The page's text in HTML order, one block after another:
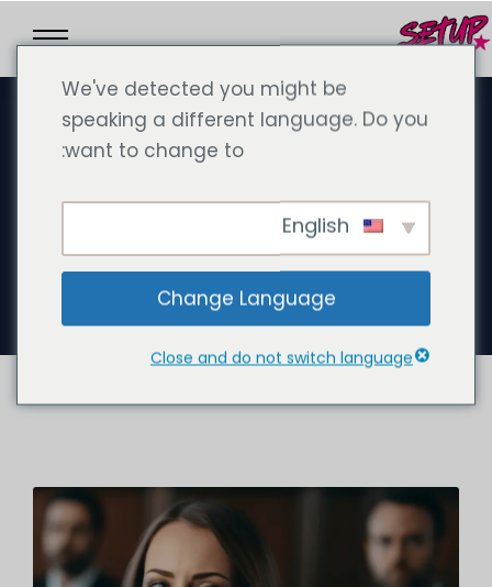
الوظائف الشاغرة مطلوب مستشار
ضرائب ومستشار إداري ومساعد
إداري - تقدم بطلبك الآن!
We've detected you might be
speaking a different language. Do you
want to change to:
Change Language
Close and do not switch language